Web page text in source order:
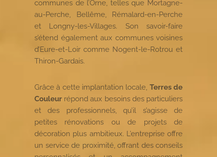
communes de l’Orne, telles que Mortagne-
au-Perche, Bellême, Rémalard-en-Perche
et Longny-les-Villages. Son savoir-faire
s’étend également aux communes voisines
d’Eure-et-Loir comme Nogent-le-Rotrou et
Thiron-Gardais.
Grâce à cette implantation locale, Terres de
Couleur répond aux besoins des particuliers
et des professionnels, qu’il s’agisse de
petites rénovations ou de projets de
décoration plus ambitieux. L’entreprise offre
un service de proximité, offrant des conseils